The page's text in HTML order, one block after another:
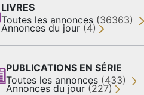
LIVRES
Toutes les annonces (36363)
Annonces du jour (4)
PUBLICATIONS EN SÉRIE
Toutes les annonces (433)
Annonces du jour (227)